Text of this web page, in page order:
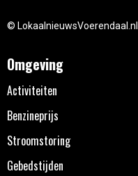
© LokaalnieuwsVoerendaal.nl
Omgeving
Activiteiten
Benzineprijs
Stroomstoring
Gebedstijden